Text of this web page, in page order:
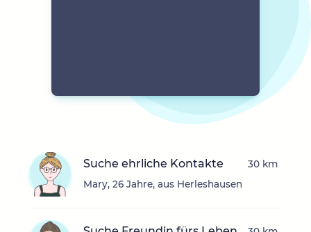
Suche ehrliche Kontakte
Mary, 26 Jahre, aus Herleshausen
30 km